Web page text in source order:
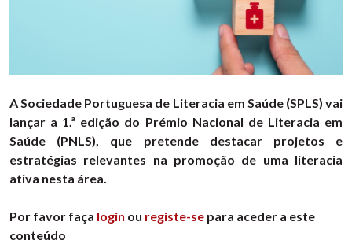
A Sociedade Portuguesa de Literacia em Saúde (SPLS) vai
lançar a 1.ª edição do Prémio Nacional de Literacia em
Saúde (PNLS), que pretende destacar projetos e
estratégias relevantes na promoção de uma literacia
ativa nesta área.
Por favor faça login ou registe-se para aceder a este
conteúdo